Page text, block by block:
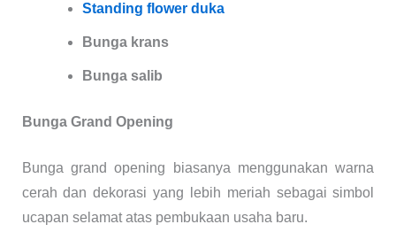
Standing flower duka
Bunga krans
Bunga salib
Bunga Grand Opening
Bunga grand opening biasanya menggunakan warna
cerah dan dekorasi yang lebih meriah sebagai simbol
ucapan selamat atas pembukaan usaha baru.